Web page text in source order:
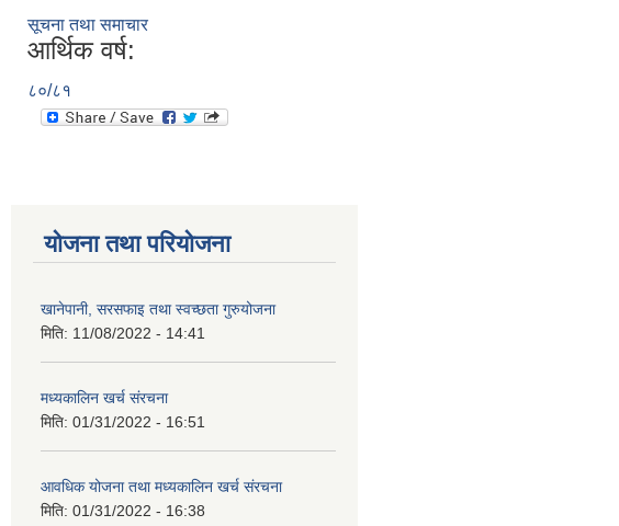
सूचना तथा समाचार
आर्थिक वर्ष:
८०/८१
योजना तथा परियोजना
खानेपानी, सरसफाइ तथा स्वच्छता गुरुयोजना
मिति: 11/08/2022 - 14:41
मध्यकालिन खर्च संरचना
मिति: 01/31/2022 - 16:51
आवधिक योजना तथा मध्यकालिन खर्च संरचना
मिति: 01/31/2022 - 16:38